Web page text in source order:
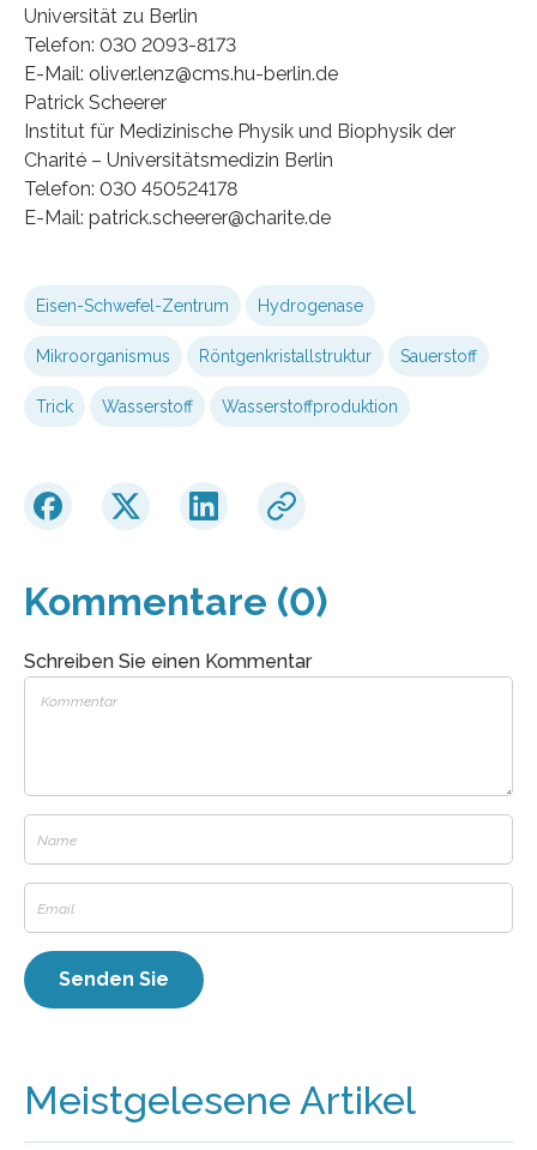
Universität zu Berlin
Telefon: 030 2093-8173
E-Mail: oliver.lenz@cms.hu-berlin.de
Patrick Scheerer
Institut für Medizinische Physik und Biophysik der
Charité – Universitätsmedizin Berlin
Telefon: 030 450524178
E-Mail: patrick.scheerer@charite.de
Eisen-Schwefel-Zentrum Hydrogenase
Mikroorganismus Röntgenkristallstruktur Sauerstoff
Trick Wasserstoff Wasserstoffproduktion
Kommentare (0)
Schreiben Sie einen Kommentar
Meistgelesene Artikel